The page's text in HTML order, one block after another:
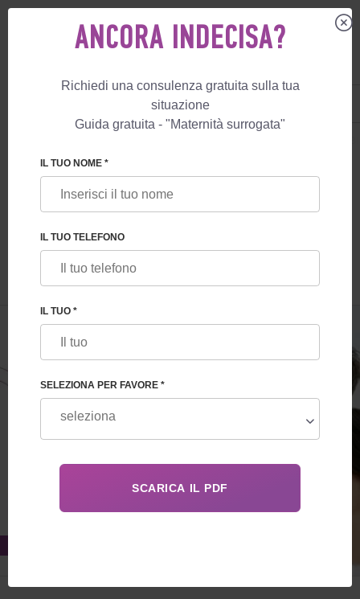
LA DONAZIONE DI OVOCITI IN
REPUBBLICA CECA: VANTAGGI,
CONDIZIONI, PREZZI
ANCORA INDECISA?
Richiedi una consulenza gratuita sulla tua
situazione
Guida gratuita - "Maternità surrogata"
IL TUO NOME *
IL TUO TELEFONO
IL TUO *
SELEZIONA PER FAVORE *